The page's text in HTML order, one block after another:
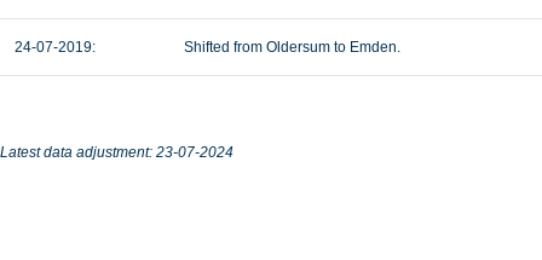
24-07-2019: Shifted from Oldersum to Emden.
Latest data adjustment: 23-07-2024